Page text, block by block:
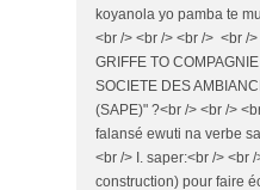
koyanola yo pamba te
<br /> <br /> <br /> <br /
GRIFFE TO
SOCIETE DES
(SAPE)" ?<br /> <br />
falansé ewuti na verbe
<br /> I. saper:<br /> <br
construction) pour faire